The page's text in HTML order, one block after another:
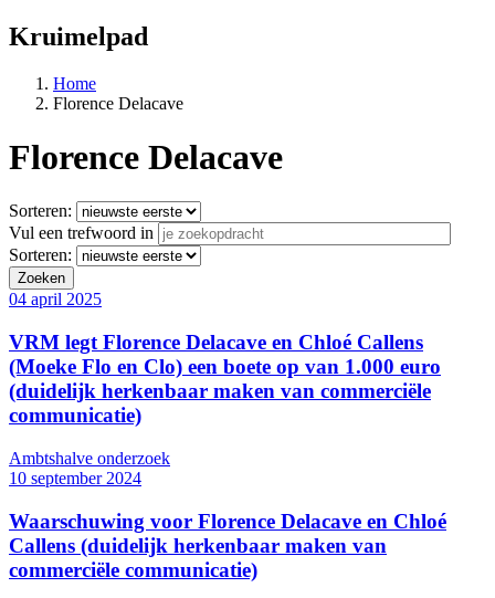
Kruimelpad
Home
Florence Delacave
Florence Delacave
Sorteren:
Vul een trefwoord in
Sorteren:
04 april 2025
VRM legt Florence Delacave en Chloé Callens
(Moeke Flo en Clo) een boete op van 1.000 euro
(duidelijk herkenbaar maken van commerciële
communicatie)
Ambtshalve onderzoek
10 september 2024
Waarschuwing voor Florence Delacave en Chloé
Callens (duidelijk herkenbaar maken van
commerciële communicatie)